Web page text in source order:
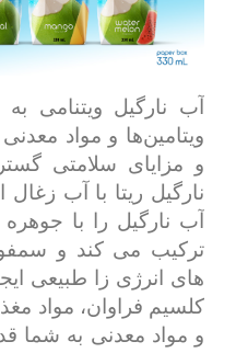
آب نارگیل ویتنامی
ویتامین‌ها و مواد
و مزایای سلامتی
نارگیل ریتا با آب
آب نارگیل را با
ترکیب می کند و
های انرژی زا طبیعی
کلسیم فراوان، مواد
و مواد معدنی به شما